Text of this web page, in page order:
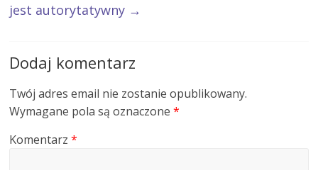
jest autorytatywny →
Dodaj komentarz
Twój adres email nie zostanie opublikowany.
Wymagane pola są oznaczone*
Komentarz*